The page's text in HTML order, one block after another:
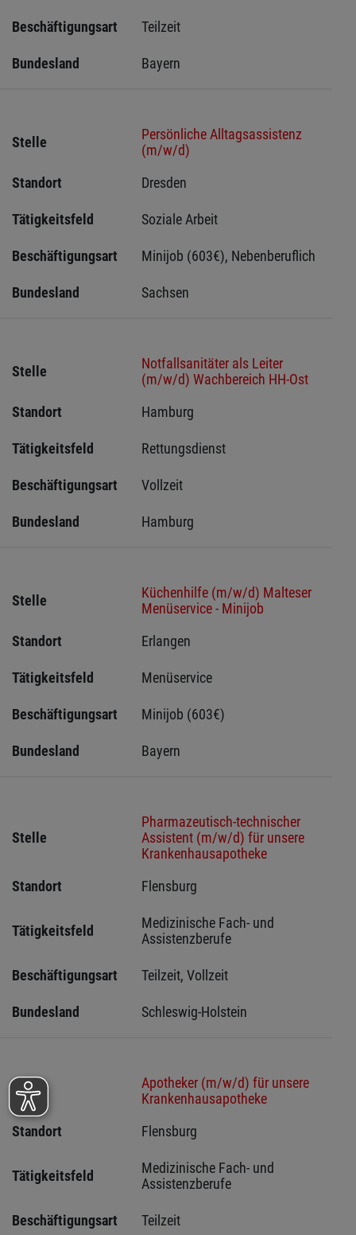
Beschäftigungsart Teilzeit
Bundesland Bayern
Stelle
Persönliche Alltagsassistenz
(m/w/d)
Standort
Dresden
Tätigkeitsfeld Soziale Arbeit
Beschäftigungsart Minijob (603€), Nebenberuflich
Bundesland Sachsen
Stelle
Notfallsanitäter als Leiter
(m/w/d) Wachbereich HH-Ost
Standort
Hamburg
Tätigkeitsfeld Rettungsdienst
Beschäftigungsart Vollzeit
Bundesland Hamburg
Stelle
Küchenhilfe (m/w/d) Malteser
Menüservice - Minijob
Standort
Erlangen
Tätigkeitsfeld Menüservice
Beschäftigungsart Minijob (603€)
Bundesland Bayern
Stelle
Pharmazeutisch-technischer
Assistent (m/w/d) für unsere
Krankenhausapotheke
Standort
Flensburg
Tätigkeitsfeld
Medizinische Fach- und
Assistenzberufe
Beschäftigungsart Teilzeit, Vollzeit
Bundesland Schleswig-Holstein
Stelle
Apotheker (m/w/d) für unsere
Krankenhausapotheke
Standort
Flensburg
Tätigkeitsfeld
Medizinische Fach- und
Assistenzberufe
Beschäftigungsart Teilzeit